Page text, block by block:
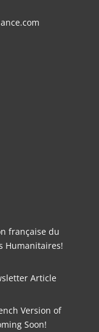
française du
Humanitaires!
Article
Version of
Soon!